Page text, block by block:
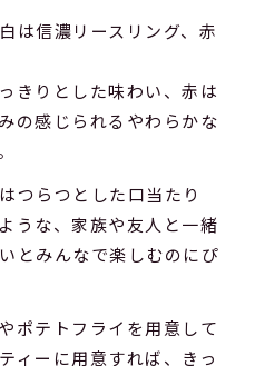
は信濃リースリング、赤
きりとした味わい、赤は
の感じられるやわらかな
つらつとした口当たり
うな、家族や友人と一緒
とみんなで楽しむのにぴ
ポテトフライを用意して
ィーに用意すれば、きっ